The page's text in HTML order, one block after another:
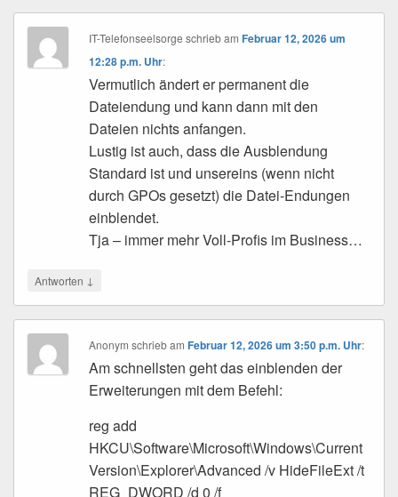
IT-Telefonseelsorge schriebamFebruar 12, 2026 um
12:28 p.m. Uhr:
Vermutlich ändert er permanent die
Dateiendung und kann dann mit den
Dateien nichts anfangen.
Lustig ist auch, dass die Ausblendung
Standard ist und unsereins (wenn nicht
durch GPOs gesetzt) die Datei-Endungen
einblendet.
Tja – immer mehr Voll-Profis im Business…
Antworten ↓
Anonym schriebamFebruar 12, 2026 um 3:50 p.m. Uhr:
Am schnellsten geht das einblenden der
Erweiterungen mit dem Befehl:
reg add
HKCU\Software\Microsoft\Windows\Current
Version\Explorer\Advanced /v HideFileExt /t
REG_DWORD /d 0 /f